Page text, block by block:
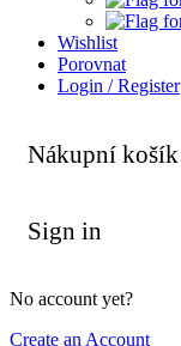
Wishlist
Porovnat
Login / Register
Nákupní košík
Sign in
No account yet?
Create an Account